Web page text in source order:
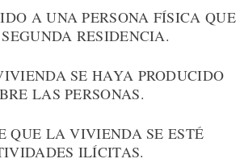
A UNA PERSONA FÍSICA QUE
RESIDENCIA.
SE HAYA PRODUCIDO
LAS PERSONAS.
QUE LA VIVIENDA SE ESTÉ
ILÍCITAS.